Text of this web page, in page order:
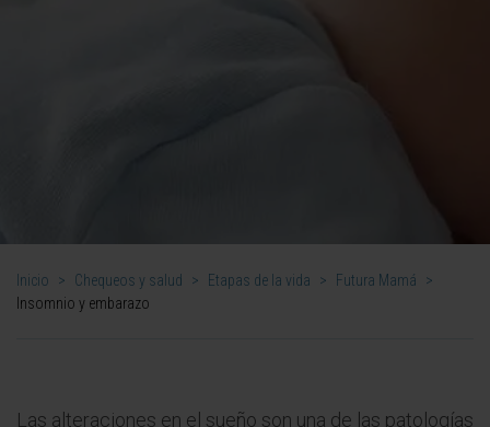
Inicio > Chequeos y salud > Etapas de la vida > Futura Mamá
>
Insomnio y embarazo
Las alteraciones en el sueño son una de las patologías